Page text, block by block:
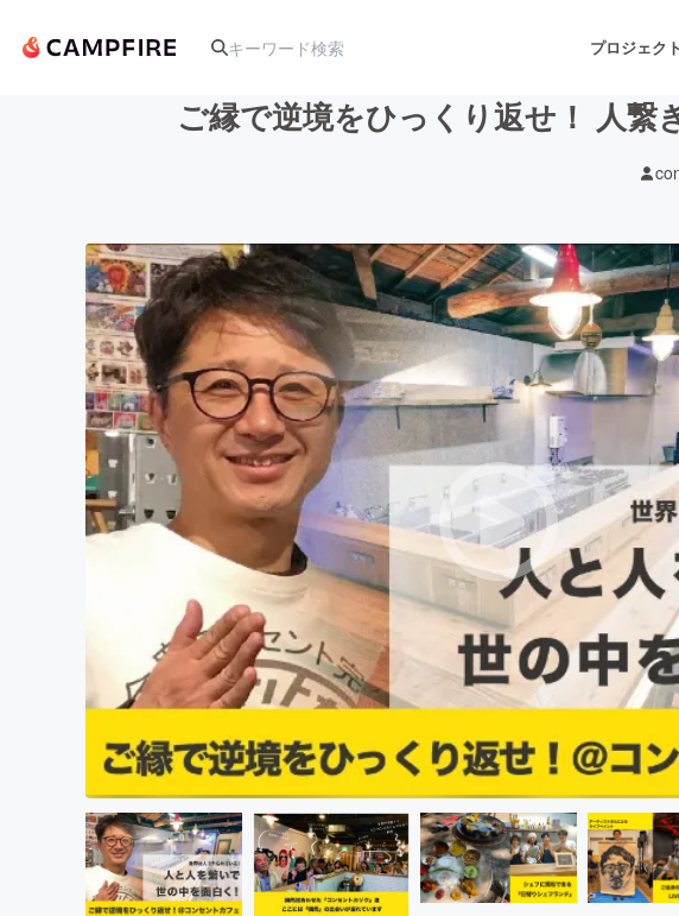
プロジェク
アート・写真 音楽
テクノロジー・ガジェット ゲーム・サービ
映像・映画 書籍・雑誌出版
ビジネス・起業 チャレンジ
まちづくり・地域活性化
ご縁で逆境をひっくり返せ！ 人繋